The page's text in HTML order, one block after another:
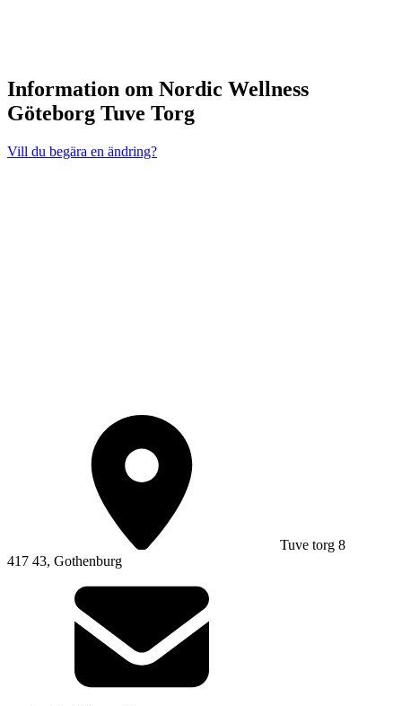
Information om Nordic Wellness
Göteborg Tuve Torg
Vill du begära en ändring?
Tuve torg 8
417 43, Gothenburg